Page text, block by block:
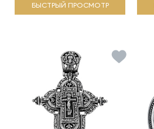
БЫСТРЫЙ ПРОСМОТР